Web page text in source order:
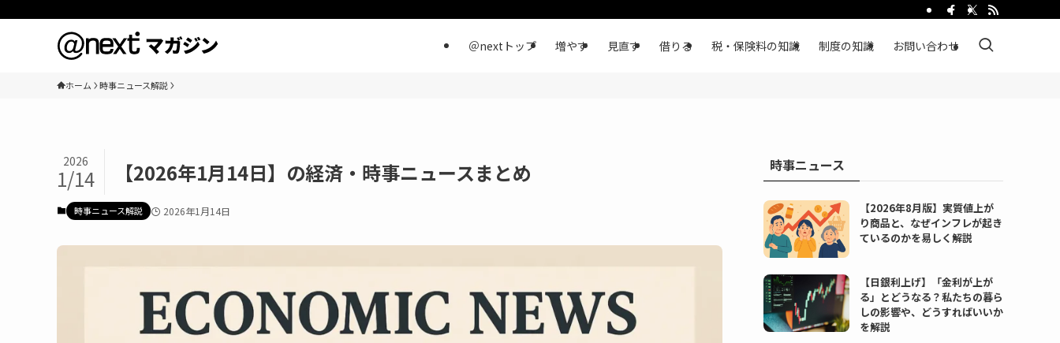
＠nextトップ 増やす 見直す 借りる 税・保険料の知識 制度の知識 お問い合わせ
ホーム 時事ニュース解説
【2026年1月14日】の経済・時事ニュースまとめ
2026
1/14
時事ニュース解説 2026年1月14日
時事ニュース
【2026年8月版】実質値上が
り商品と、なぜインフレが起き
ているのかを易しく解説
【日銀利上げ】「金利が上が
る」とどうなる？私たちの暮ら
しの影響や、どうすればいいか
を解説